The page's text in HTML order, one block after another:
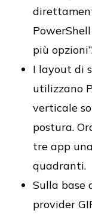
più
I layout di
utilizzano
verticale
postura.
tre app
quadranti.
Sulla base
provider